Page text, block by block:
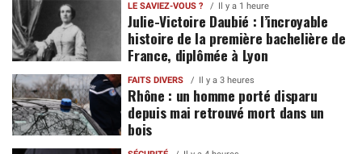
LE SAVIEZ-VOUS ? Il y a 1 heure
Julie-Victoire Daubié : l’incroyable
histoire de la première bachelière de
France, diplômée à Lyon
FAITS DIVERS Il y a 3 heures
Rhône : un homme porté disparu
depuis mai retrouvé mort dans un
bois